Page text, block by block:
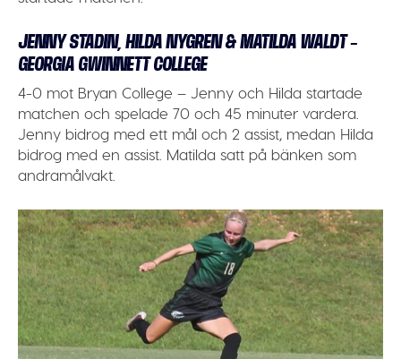
JENNY STADIN, HILDA NYGREN & MATILDA WALDT –
GEORGIA GWINNETT COLLEGE
4-0 mot Bryan College – Jenny och Hilda startade
matchen och spelade 70 och 45 minuter vardera.
Jenny bidrog med ett mål och 2 assist, medan Hilda
bidrog med en assist. Matilda satt på bänken som
andramålvakt.